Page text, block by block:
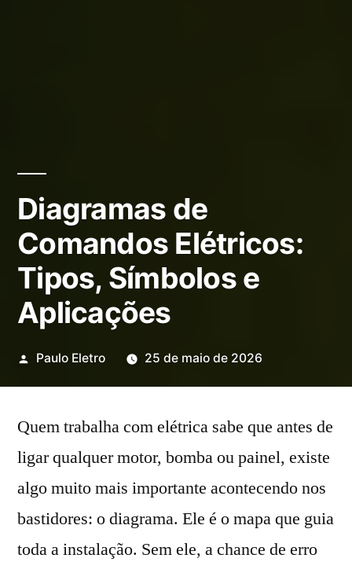
Diagramas de
Comandos Elétricos:
Tipos, Símbolos e
Aplicações
Publicado
Paulo Eletro 25 de maio de 2026
Quem trabalha com elétrica sabe que antes de
ligar qualquer motor, bomba ou painel, existe
algo muito mais importante acontecendo nos
bastidores: o diagrama. Ele é o mapa que guia
toda a instalação. Sem ele, a chance de erro